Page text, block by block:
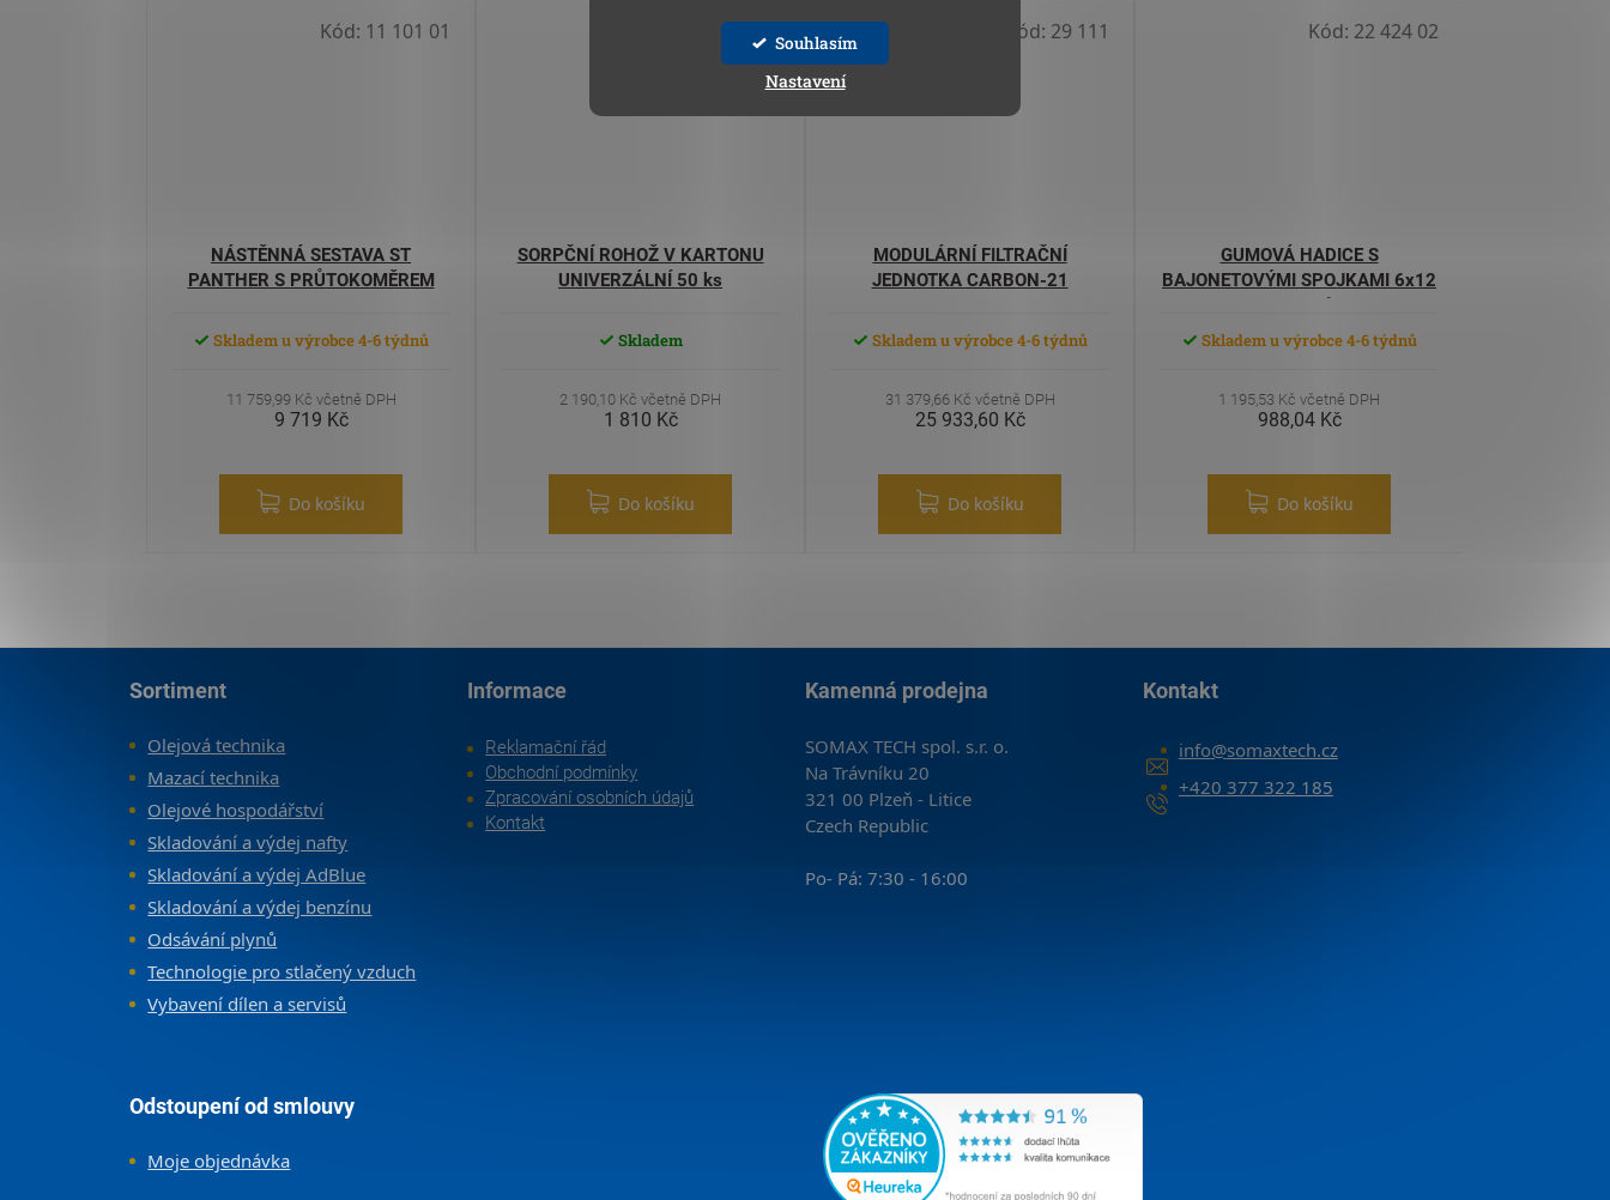
Souhlasím
Nastavení
NÁSTĚNNÁ SESTAVA ST
PANTHER S PRŮTOKOMĚREM
Skladem u výrobce 4-6 týdnů
11 759,99 Kč včetně DPH
9 719 Kč
Do košíku
Kód: 11 101 01
SORPČNÍ ROHOŽ V KARTONU
UNIVERZÁLNÍ 50 ks
Skladem
2 190,10 Kč včetně DPH
1 810 Kč
Do košíku
24 010
MODULÁRNÍ FILTRAČNÍ
JEDNOTKA CARBON-21
Skladem u výrobce 4-6 týdnů
31 379,66 Kč včetně DPH
25 933,60 Kč
Do košíku
Kód: 29 111
GUMOVÁ HADICE S
BAJONETOVÝMI SPOJKAMI 6x12
30metrů
Skladem u výrobce 4-6 týdnů
1 195,53 Kč včetně DPH
988,04 Kč
Do košíku
Kód: 22 424 02
Sortiment
Olejová technika
Mazací technika
Olejové hospodářství
Skladování a výdej nafty
Skladování a výdej AdBlue
Skladování a výdej benzínu
Odsávání plynů
Technologie pro stlačený vzduch
Vybavení dílen a servisů
Informace
Reklamační řád
Obchodní podmínky
Zpracování osobních údajů
Kontakt
Kamenná prodejna
SOMAX TECH spol. s.r. o.
Na Trávníku 20
321 00 Plzeň - Litice
Czech Republic
Po- Pá: 7:30 - 16:00
Kontakt
info@somaxtech.cz
+420 377 322 185
Odstoupení od smlouvy
Moje objednávka